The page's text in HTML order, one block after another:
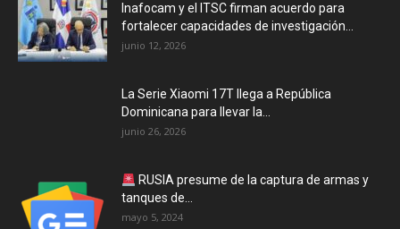
Inafocam y el ITSC firman acuerdo para
fortalecer capacidades de investigación...
junio 12, 2026
La Serie Xiaomi 17T llega a República
Dominicana para llevar la...
junio 26, 2026
RUSIA presume de la captura de armas y
tanques de...
mayo 5, 2024